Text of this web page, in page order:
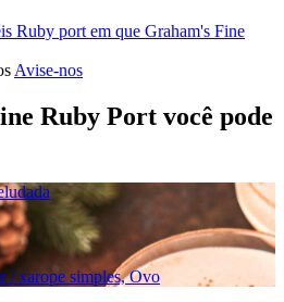
Ruby port em que Graham's Fine
Avise-nos
Ruby Port você pode
/ xarope simples, Ovo